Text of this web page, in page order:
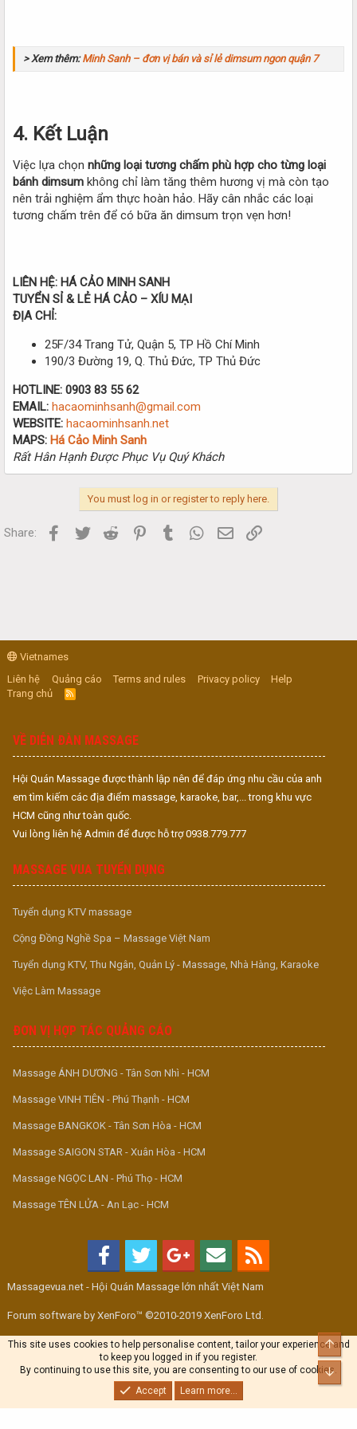
> Xem thêm:Minh Sanh – đơn vị bán và sỉ lẻ dimsum ngon quận 7
4. Kết Luận
Việc lựa chọn những loại tương chấm phù hợp cho từng loại
bánh dimsum không chỉ làm tăng thêm hương vị mà còn tạo
nên trải nghiệm ẩm thực hoàn hảo. Hãy cân nhắc các loại
tương chấm trên để có bữa ăn dimsum trọn vẹn hơn!
LIÊN HỆ: HÁ CẢO MINH SANH
TUYỂN SỈ & LẺ HÁ CẢO – XÍU MẠI
ĐỊA CHỈ:
25F/34 Trang Tử, Quận 5, TP Hồ Chí Minh
190/3 Đường 19, Q. Thủ Đức, TP Thủ Đức
HOTLINE: 0903 83 55 62
EMAIL: hacaominhsanh@gmail.com
WEBSITE: hacaominhsanh.net
MAPS: Há Cảo Minh Sanh
Rất Hân Hạnh Được Phục Vụ Quý Khách
You must log in or register to reply here.
Share: Facebook
Twitter Reddit PinterestTumblr WhatsApp
Email
Vietnames
Liên hệ
Quảng cáo Terms and rules Privacy policy
Help
Trang chủ
R
S
VỀ DIỄN ĐÀN MASSAGE
Hội Quán Massage được thành lập nên để đáp ứng nhu cầu của anh
em tìm kiếm các địa điểm massage, karaoke, bar,... trong khu vực
HCM cũng như toàn quốc.
Vui lòng liên hệ Admin để được hỗ trợ 0938.779.777
MASSAGE VUA TUYỂN DỤNG
Tuyển dụng KTV massage
Cộng Đồng Nghề Spa – Massage Việt Nam
Tuyển dụng KTV, Thu Ngân, Quản Lý - Massage, Nhà Hàng, Karaoke
Việc Làm Massage
ĐƠN VỊ HỢP TÁC QUẢNG CÁO
Massage ÁNH DƯƠNG - Tân Sơn Nhì - HCM
Massage VINH TIÊN - Phú Thạnh - HCM
Massage BANGKOK - Tân Sơn Hòa - HCM
Massage SAIGON STAR - Xuân Hòa - HCM
Massage NGỌC LAN - Phú Thọ - HCM
Massage TÊN LỬA - An Lạc - HCM
Massagevua.net - Hội Quán Massage lớn nhất Việt Nam
Forum software by XenForo™ ©2010-2019 XenForo Ltd.
This site uses cookies to help personalise content, tailor your experience and
to keep you logged in if you register.
By continuing to use this site, you are consenting to our use of cookies.
Accept
Learn more...
Top